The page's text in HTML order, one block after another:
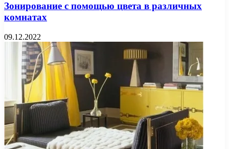
Зонирование с помощью цвета в различных
комнатах
09.12.2022